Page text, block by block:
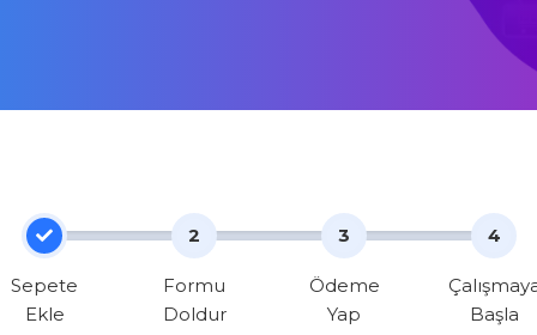
1
Sepete
Ekle
2
Formu
Doldur
3
Ödeme
Yap
4
Başla